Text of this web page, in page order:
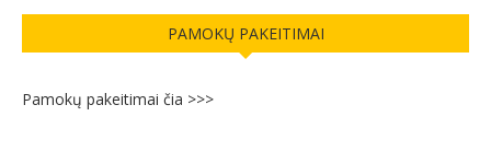
PAMOKŲ PAKEITIMAI
Pamokų pakeitimai čia >>>